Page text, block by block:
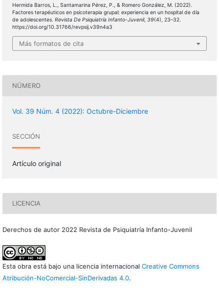
Hermida Barros, L., Santamarina Pérez, P., & Romero González, M. (2022).
Factores terapéuticos en psicoterapia grupal: experiencia en un hospital de día
de adolescentes. Revista De Psiquiatría Infanto-Juvenil, 39(4), 23–32.
https://doi.org/10.31766/revpsij.v39n4a3
Más formatos de cita
NÚMERO
Vol. 39 Núm. 4 (2022): Octubre-Diciembre
SECCIÓN
Artículo original
LICENCIA
Derechos de autor 2022 Revista de Psiquiatría Infanto-Juvenil
Esta obra está bajo una licencia internacional Creative Commons
Atribución-NoComercial-SinDerivadas 4.0.